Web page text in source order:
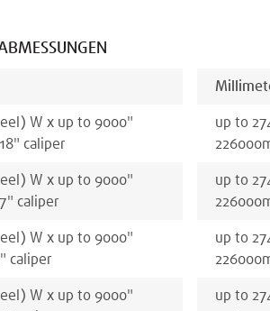
W x up to 9000"
" caliper
W x up to 9000"
" caliper
W x up to 9000"
" caliper
W x up to 9000"
up to
226000
up to
226000
up to
226000
up to